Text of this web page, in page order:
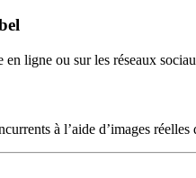
ligne ou sur les réseaux
à l’aide d’images réelles